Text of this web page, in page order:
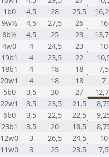
1b0 4,5 28 25,5
9w½ 4,5 27,5 26
16
8b½ 4,5 25 23
4w0 4 24,5 23
10
19b1 4 23,5 22
18b1 4 18 18
7,5
20w1 4 18 18
7
5b0 3,5 30 27
22w1 3,5 23,5 21,5
6b0 3,5 22,5 22,5
23b1 3,5 20 18,5
12w0 3 26,5 24,5
10
11w0 3 25 23,5
7,5